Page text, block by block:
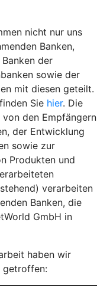
nicht nur uns
Banken,
der
sowie der
mit diesen geteilt.
Sie hier. Die
den Empfängern
der Entwicklung
sowie zur
Produkten und
verarbeiten
Banken, die
GmbH in
haben wir
getroffen: